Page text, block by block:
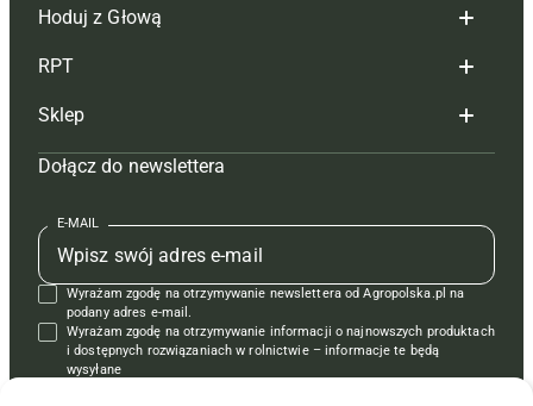
Redakcja
Reklama
Tagi
Mapa serwisu
Kontakt
Regulamin
Polityka prywatności
Hoduj z Głową
Hoduj z głową bydło
Hoduj z głową świnie
Prenumerata
Redakcja
Kontakt
Reklama
RPT
Redakcja
Prenumerata
Reklama
Kontakt
Krzyżówki
Sklep
Czasopisma i prenumerata
Książki
Regulamin
Dołącz do newslettera
E-MAIL
Wyrażam zgodę na otrzymywanie newslettera od Agropolska.pl na
podany adres e-mail.
Wyrażam zgodę na otrzymywanie informacji o najnowszych produktach
i dostępnych rozwiązaniach w rolnictwie – informacje te będą
wysyłane